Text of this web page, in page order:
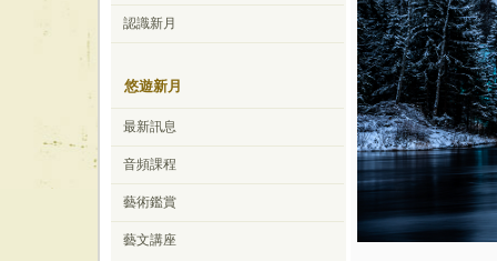
認識新月
悠遊新月
最新訊息
音頻課程
藝術鑑賞
藝文講座